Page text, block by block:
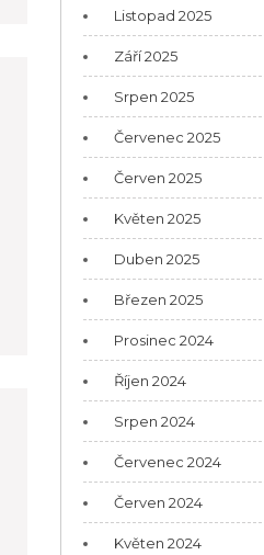
Listopad 2025
Září 2025
Srpen 2025
Červenec 2025
Červen 2025
Květen 2025
Duben 2025
Březen 2025
Prosinec 2024
Říjen 2024
Srpen 2024
Červenec 2024
Červen 2024
Květen 2024